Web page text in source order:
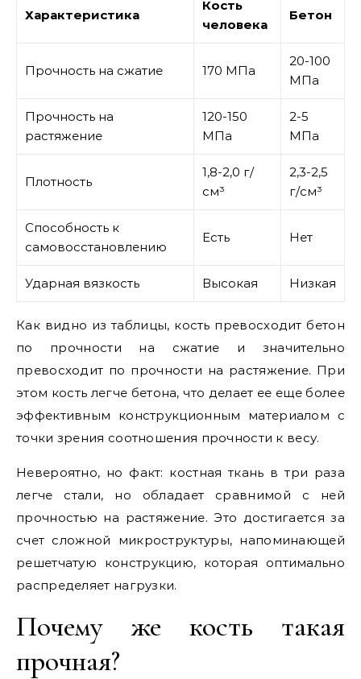
Характеристика
Кость
человека
Бетон
Прочность на сжатие 170 МПа
20-100
МПа
Прочность на
растяжение
120-150
МПа
2-5
МПа
Плотность
1,8-2,0 г/
см³
2,3-2,5
г/см³
Способность к
самовосстановлению
Есть Нет
Ударная вязкость Высокая Низкая
Как видно из таблицы, кость превосходит бетон
по прочности на сжатие и значительно
превосходит по прочности на растяжение. При
этом кость легче бетона, что делает ее еще более
эффективным конструкционным материалом с
точки зрения соотношения прочности к весу.
Невероятно, но факт: костная ткань в три раза
легче стали, но обладает сравнимой с ней
прочностью на растяжение. Это достигается за
счет сложной микроструктуры, напоминающей
решетчатую конструкцию, которая оптимально
распределяет нагрузки.
Почему же кость такая
прочная?